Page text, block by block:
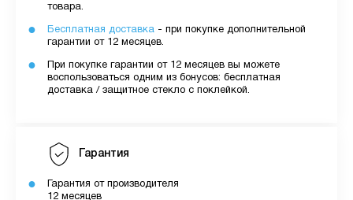
товара.
Бесплатная доставка - при покупке дополнительной
гарантии от 12 месяцев.
При покупке гарантии от 12 месяцев вы можете
воспользоваться одним из бонусов: бесплатная
доставка / защитное стекло с поклейкой.
Гарантия
Гарантия от производителя
12 месяцев